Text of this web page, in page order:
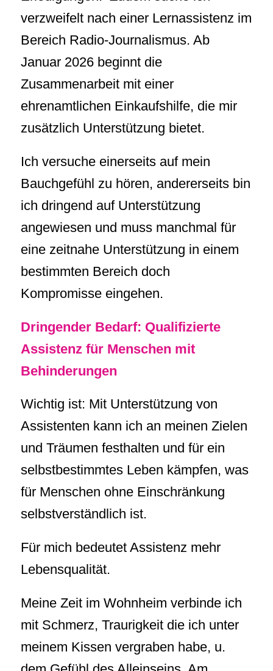
verzweifelt nach einer Lernassistenz im
Bereich Radio-Journalismus. Ab
Januar 2026 beginnt die
Zusammenarbeit mit einer
ehrenamtlichen Einkaufshilfe, die mir
zusätzlich Unterstützung bietet.
Ich versuche einerseits auf mein
Bauchgefühl zu hören, andererseits bin
ich dringend auf Unterstützung
angewiesen und muss manchmal für
eine zeitnahe Unterstützung in einem
bestimmten Bereich doch
Kompromisse eingehen.
Dringender Bedarf: Qualifizierte
Assistenz für Menschen mit
Behinderungen
Wichtig ist: Mit Unterstützung von
Assistenten kann ich an meinen Zielen
und Träumen festhalten und für ein
selbstbestimmtes Leben kämpfen, was
für Menschen ohne Einschränkung
selbstverständlich ist.
Für mich bedeutet Assistenz mehr
Lebensqualität.
Meine Zeit im Wohnheim verbinde ich
mit Schmerz, Traurigkeit die ich unter
meinem Kissen vergraben habe, u.